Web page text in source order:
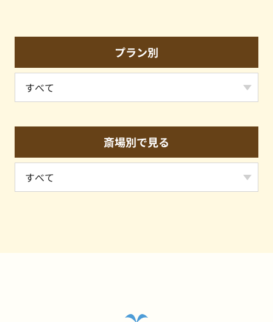
プラン別
斎場別で見る